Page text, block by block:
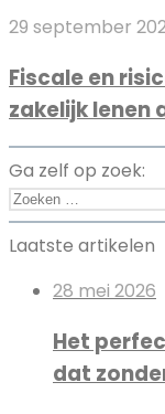
je
portemonnee
cafés/kroegen
in
Breda
Fiscale
risico
verschillen
privé
en
zakelijk
lenen
zzp’er
29 september
Fiscale en
zakelijk lenen
Ga zelf op zoek:
Zoeken
naar:
Laatste artikelen
28 mei 2026
Het
dat